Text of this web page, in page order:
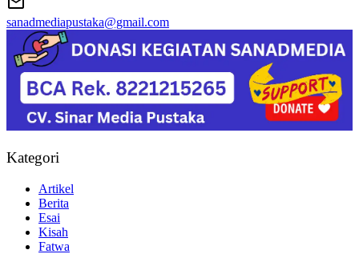
sanadmediapustaka@gmail.com
Kategori
Artikel
Berita
Esai
Kisah
Fatwa